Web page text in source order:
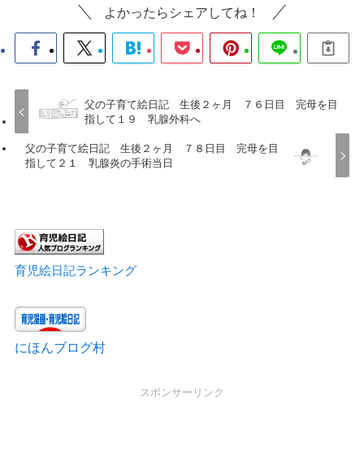
よかったらシェアしてね！
父の子育て絵日記 生後２ヶ月 ７６日目 完母を目
指して１９ 乳腺外科へ
父の子育て絵日記 生後２ヶ月 ７８日目 完母を目
指して２１ 乳腺炎の手術当日
育児絵日記ランキング
にほんブログ村
スポンサーリンク